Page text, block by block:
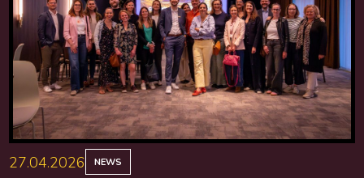
27.04.2026 NEWS